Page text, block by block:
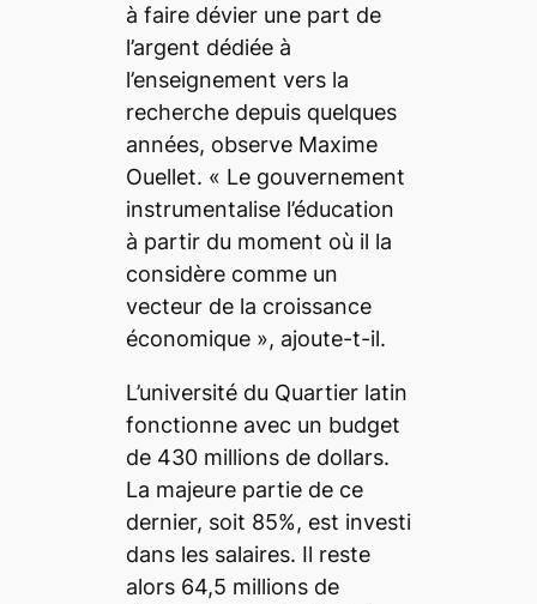
à faire dévier une part de
l’argent dédiée à
l’enseignement vers la
recherche depuis quelques
années, observe Maxime
Ouellet. « Le gouvernement
instrumentalise l’éducation
à partir du moment où il la
considère comme un
vecteur de la croissance
économique», ajoute-t-il.
L’université du Quartier latin
fonctionne avec un budget
de 430 millions de dollars.
La majeure partie de ce
dernier, soit 85%, est investi
dans les salaires. Il reste
alors 64,5 millions de